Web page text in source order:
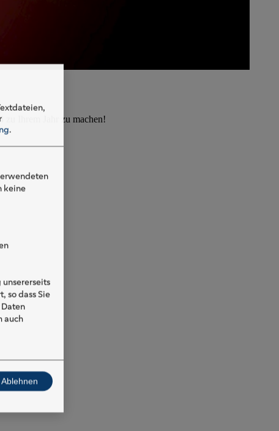
zu Ihrem Jahr zu machen!
.
keine
so dass Sie
auch
Ablehnen